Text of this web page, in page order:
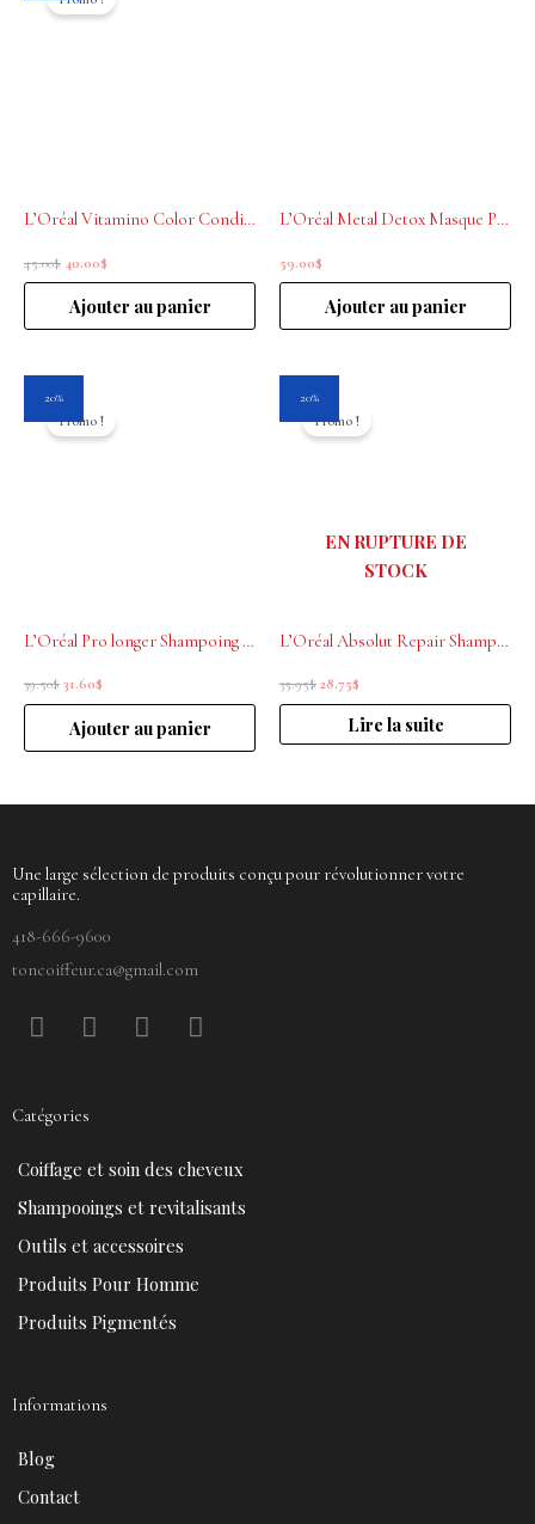
L’Oréal Vitamino Color Conditioner Professionnel 500ml
45.00$
initial
40.00$
actuel
Ajouter au panier
L’Oréal Metal Detox Masque Professionnel 250mL
59.00$
Ajouter au panier
20%
Promo !
L’Oréal Pro longer Shampoing rénovateur de longueurs 500ml
39.50$
initial
31.60$
actuel
Ajouter au panier
20%
EN RUPTURE DE
STOCK
Promo !
L’Oréal Absolut Repair Shampoing Restructurant 500ml
35.95$
initial
28.75$
actuel
Lire la suite
Une large sélection de produits conçu pour révolutionner votre
capillaire.
418-666-9600
toncoiffeur.ca@gmail.com
F
a
b
o
o
k
P
i
e
e
s
t
Y
o
b
e
I
n
r
a
Catégories
Coiffage et soin des cheveux
Shampooings et revitalisants
Outils et accessoires
Produits Pour Homme
Produits Pigmentés
Informations
Blog
Contact